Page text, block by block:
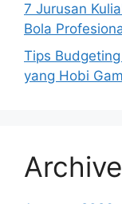
7 Jurusan
Bola
Tips
yang Hobi